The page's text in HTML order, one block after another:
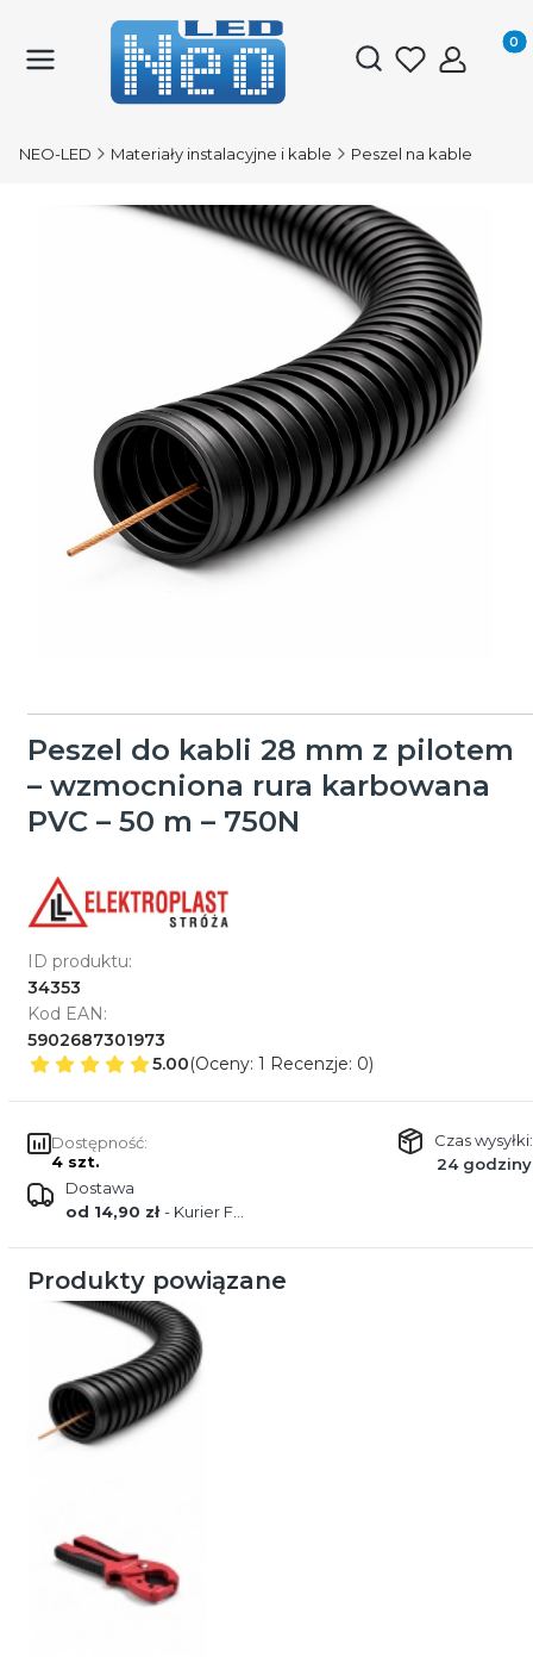
Otwórz
NEO-LED Materiały instalacyjne i kable Peszel na kable
Peszel do kabli 28 mm z pilotem
– wzmocniona rura karbowana
PVC – 50 m – 750N
ID produktu:
34353
Kod EAN:
5902687301973
5.00(Oceny: 1 Recenzje: 0)
Dostępność:
4 szt.
Czas wysyłki:
24 godziny
Dostawa
od 14,90 zł- Kurier FEDEX
Produkty powiązane